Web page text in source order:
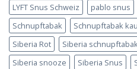
LYFT Snus Schweiz
pablo snus
Schnupftabak
Schnupftabak
Siberia Rot
Siberia
Siberia snooze
Siberia Snus